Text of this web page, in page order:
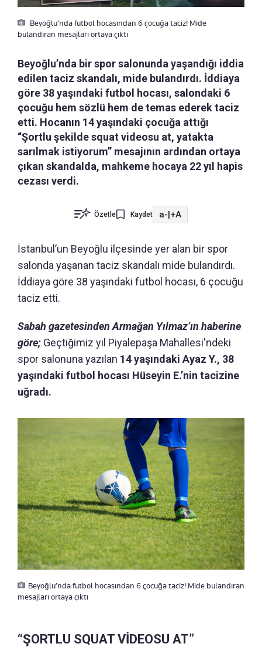
Beyoğlu’nda futbol hocasından 6 çocuğa taciz! Mide
bulandıran mesajları ortaya çıktı
Beyoğlu’nda bir spor salonunda yaşandığı iddia
edilen taciz skandalı, mide bulandırdı. İddiaya
göre 38 yaşındaki futbol hocası, salondaki 6
çocuğu hem sözlü hem de temas ederek taciz
etti. Hocanın 14 yaşındaki çocuğa attığı
“Şortlu şekilde squat videosu at, yatakta
sarılmak istiyorum” mesajının ardından ortaya
çıkan skandalda, mahkeme hocaya 22 yıl hapis
cezası verdi.
Özetle Kaydet a-|+A
İstanbul’un Beyoğlu ilçesinde yer alan bir spor
salonda yaşanan taciz skandalı mide bulandırdı.
İddiaya göre 38 yaşındaki futbol hocası, 6 çocuğu
taciz etti.
Sabah gazetesinden Armağan Yılmaz’ın haberine
göre; Geçtiğimiz yıl Piyalepaşa Mahallesi'ndeki
spor salonuna yazılan 14 yaşındaki Ayaz Y., 38
yaşındaki futbol hocası Hüseyin E.’nin tacizine
uğradı.
Beyoğlu’nda futbol hocasından 6 çocuğa taciz! Mide bulandıran
mesajları ortaya çıktı
“ŞORTLU SQUAT VİDEOSU AT”